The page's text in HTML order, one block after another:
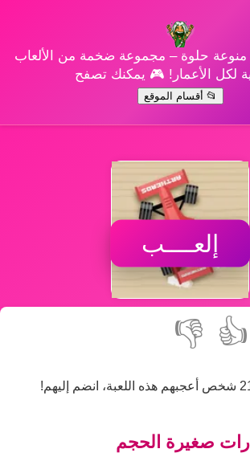
منوعة حلوة – مجموعة ضخمة من الألعاب
لكل الأعمار! 🎮 يمكنك تصفح
📂 أقسام الموقع
إلعــــب
👍
👎
اللعبة، انضم إليهم!
صغيرة الحجم